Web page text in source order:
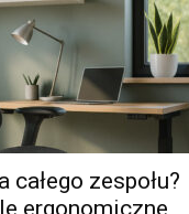
zespołu?